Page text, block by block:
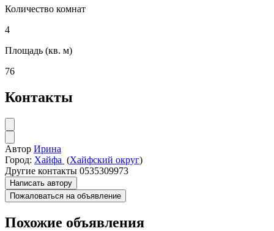
Количество комнат
4
Площадь (кв. м)
76
Контакты
Автор Ирина
Город: Хайфа (Хайфский округ)
Другие контакты 0535309973
Написать автору
Пожаловаться на объявление
Похожие объявления